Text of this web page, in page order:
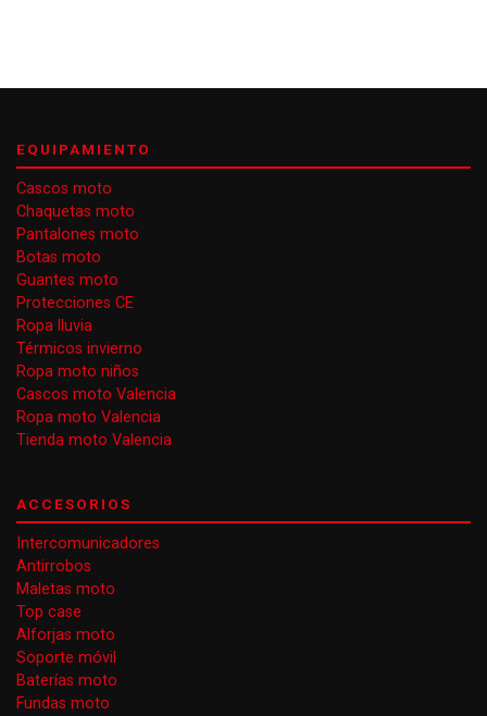
EQUIPAMIENTO
Cascos moto
Chaquetas moto
Pantalones moto
Botas moto
Guantes moto
Protecciones CE
Ropa lluvia
Térmicos invierno
Ropa moto niños
Cascos moto Valencia
Ropa moto Valencia
Tienda moto Valencia
ACCESORIOS
Intercomunicadores
Antirrobos
Maletas moto
Top case
Alforjas moto
Soporte móvil
Baterías moto
Fundas moto